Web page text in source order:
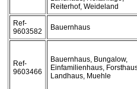
Reiterhof, Weideland
Ref-
9603582
Bauernhaus
Ref-
9603466
Bauernhaus, Bungalow,
Einfamilienhaus,
Landhaus, Muehle